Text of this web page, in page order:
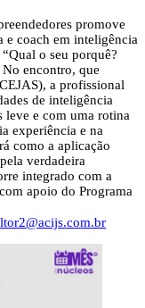
promove
e coach em inteligência
o seu porquê?
encontro, que
a profissional
de inteligência
leve e com uma rotina
experiência e na
como a aplicação
verdadeira
integrado com a
apoio do Programa